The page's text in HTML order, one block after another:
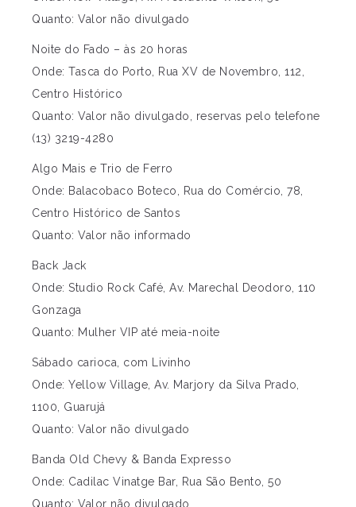
Quanto: Valor não divulgado
Noite do Fado – às 20 horas
Onde: Tasca do Porto, Rua XV de Novembro, 112,
Centro Histórico
Quanto: Valor não divulgado, reservas pelo telefone
(13) 3219-4280
Algo Mais e Trio de Ferro
Onde: Balacobaco Boteco, Rua do Comércio, 78,
Centro Histórico de Santos
Quanto: Valor não informado
Back Jack
Onde: Studio Rock Café, Av. Marechal Deodoro, 110
Gonzaga
Quanto: Mulher VIP até meia-noite
Sábado carioca, com Livinho
Onde: Yellow Village, Av. Marjory da Silva Prado,
1100, Guarujá
Quanto: Valor não divulgado
Banda Old Chevy & Banda Expresso
Onde: Cadilac Vinatge Bar, Rua São Bento, 50
Quanto: Valor não divulgado